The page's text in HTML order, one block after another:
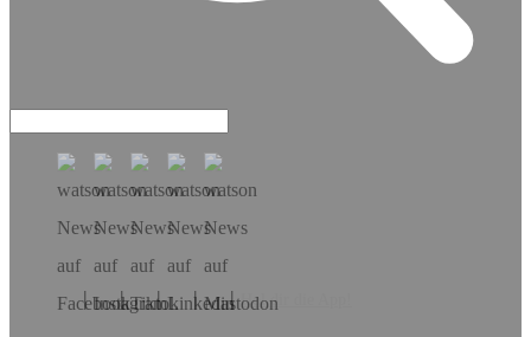
Hol dir die App!